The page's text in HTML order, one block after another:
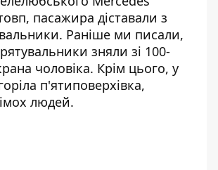
пасажира діставали з
. Раніше ми писали,
зняли зі 100-
чоловіка. Крім цього, у
п'ятиповерхівка,
людей.